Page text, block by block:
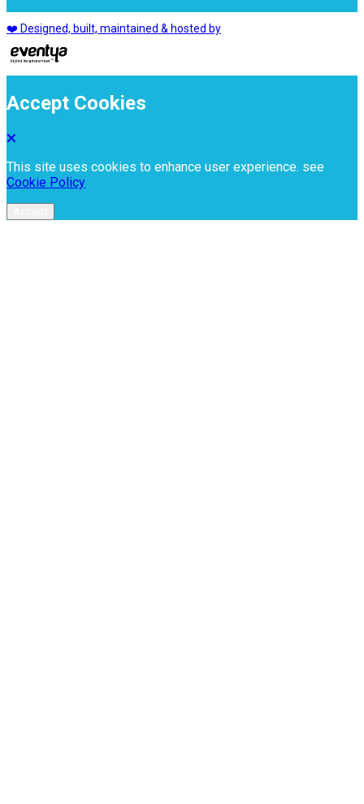
❤️ Designed, built, maintained & hosted by
Accept Cookies
This site uses cookies to enhance user experience. see
Cookie Policy